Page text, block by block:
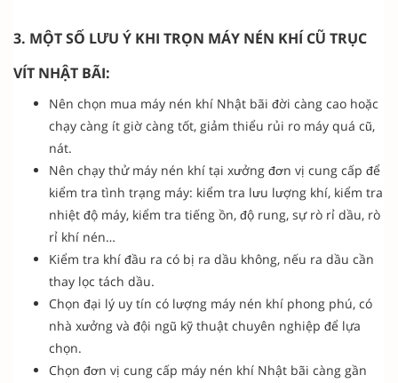
3. MỘT SỐ LƯU Ý KHI TRỌN MÁY NÉN KHÍ CŨ TRỤC
VÍT NHẬT BÃI:
Nên chọn mua máy nén khí Nhật bãi đời càng cao hoặc
chạy càng ít giờ càng tốt, giảm thiểu rủi ro máy quá cũ,
nát.
Nên chạy thử máy nén khí tại xưởng đơn vị cung cấp để
kiểm tra tình trạng máy: kiểm tra lưu lượng khí, kiểm tra
nhiệt độ máy, kiểm tra tiếng ồn, độ rung, sự rò rỉ dầu, rò
rỉ khí nén…
Kiểm tra khí đầu ra có bị ra dầu không, nếu ra dầu cần
thay lọc tách dầu.
Chọn đại lý uy tín có lượng máy nén khí phong phú, có
nhà xưởng và đội ngũ kỹ thuật chuyên nghiệp để lựa
chọn.
Chọn đơn vị cung cấp máy nén khí Nhật bãi càng gần